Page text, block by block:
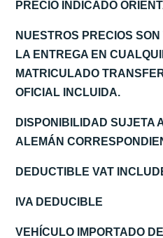
PRECIO INDICADO
NUESTROS PRECIOS
LA ENTREGA EN
MATRICULADO
OFICIAL INCLUIDA.
DISPONIBILIDAD SUJETA
ALEMÁN
DEDUCTIBLE VAT
IVA DEDUCIBLE
VEHÍCULO IMPORTADO